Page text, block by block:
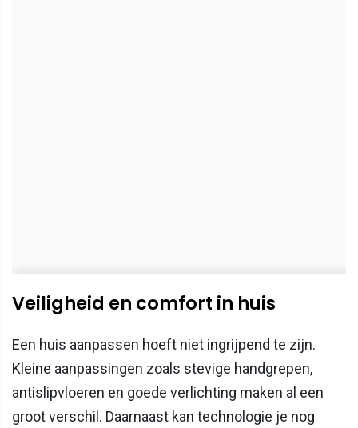
Veiligheid en comfort in huis
Een huis aanpassen hoeft niet ingrijpend te zijn.
Kleine aanpassingen zoals stevige handgrepen,
antislipvloeren en goede verlichting maken al een
groot verschil. Daarnaast kan technologie je nog